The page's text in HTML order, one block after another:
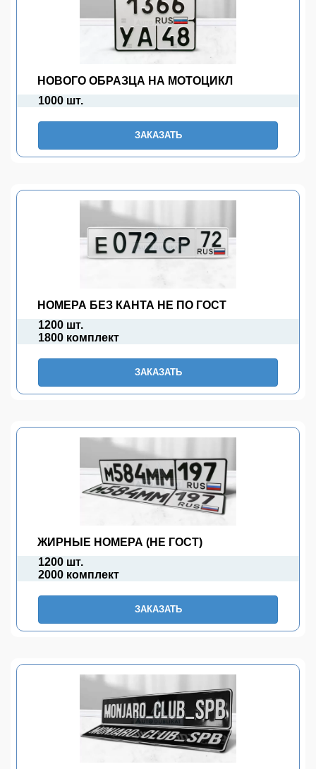
НОВОГО ОБРАЗЦА НА МОТОЦИКЛ
1000 шт.
ЗАКАЗАТЬ
НОМЕРА БЕЗ КАНТА НЕ ПО ГОСТ
1200 шт.
1800 комплект
ЗАКАЗАТЬ
ЖИРНЫЕ НОМЕРА (НЕ ГОСТ)
1200 шт.
2000 комплект
ЗАКАЗАТЬ